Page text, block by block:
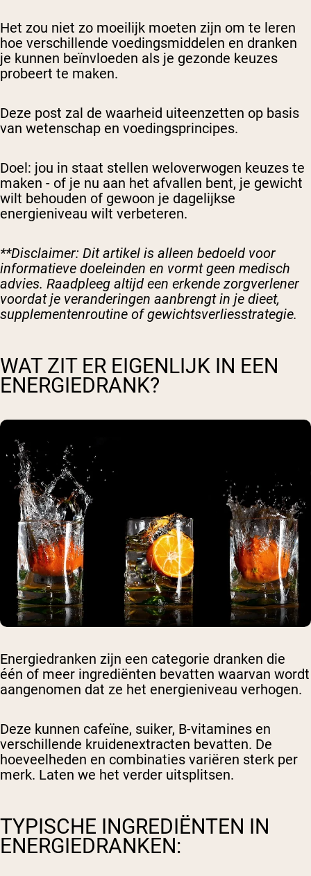
Het zou niet zo moeilijk moeten zijn om te leren
hoe verschillende voedingsmiddelen en dranken
je kunnen beïnvloeden als je gezonde keuzes
probeert te maken.
Deze post zal de waarheid uiteenzetten op basis
van wetenschap en voedingsprincipes.
Doel: jou in staat stellen weloverwogen keuzes te
maken - of je nu aan het afvallen bent, je gewicht
wilt behouden of gewoon je dagelijkse
energieniveau wilt verbeteren.
**Disclaimer: Dit artikel is alleen bedoeld voor
informatieve doeleinden en vormt geen medisch
advies. Raadpleeg altijd een erkende zorgverlener
voordat je veranderingen aanbrengt in je dieet,
supplementenroutine of gewichtsverliesstrategie.
WAT ZIT ER EIGENLIJK IN EEN
ENERGIEDRANK?
Energiedranken zijn een categorie dranken die
één of meer ingrediënten bevatten waarvan wordt
aangenomen dat ze het energieniveau verhogen.
Deze kunnen cafeïne, suiker, B-vitamines en
verschillende kruidenextracten bevatten. De
hoeveelheden en combinaties variëren sterk per
merk. Laten we het verder uitsplitsen.
TYPISCHE INGREDIËNTEN IN
ENERGIEDRANKEN: